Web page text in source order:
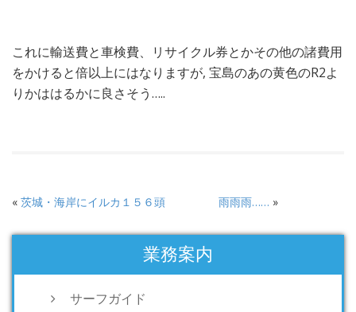
これに輸送費と車検費、リサイクル券とかその他の諸費用
をかけると倍以上にはなりますが, 宝島のあの黄色のR2よ
りかははるかに良さそう…..
« 茨城・海岸にイルカ１５６頭 雨雨雨…… »
業務案内
サーフガイド